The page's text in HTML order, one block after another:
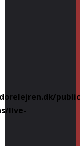
live-